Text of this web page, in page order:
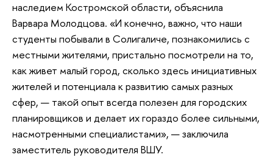
наследием Костромской области, объяснила
Варвара Молодцова. «И конечно, важно, что наши
студенты побывали в Солигаличе, познакомились с
местными жителями, пристально посмотрели на то,
как живет малый город, сколько здесь инициативных
жителей и потенциала к развитию самых разных
сфер, — такой опыт всегда полезен для городских
планировщиков и делает их гораздо более сильными,
насмотренными специалистами», — заключила
заместитель руководителя ВШУ.